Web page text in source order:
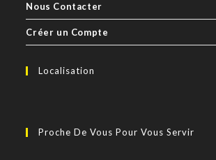
Nous Contacter
Créer un Compte
Localisation
Proche De Vous Pour Vous Servir